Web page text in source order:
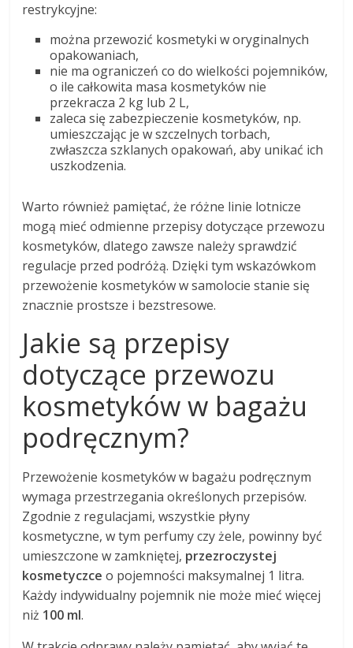
restrykcyjne:
można przewozić kosmetyki w oryginalnych
opakowaniach,
nie ma ograniczeń co do wielkości pojemników,
o ile całkowita masa kosmetyków nie
przekracza 2 kg lub 2 L,
zaleca się zabezpieczenie kosmetyków, np.
umieszczając je w szczelnych torbach,
zwłaszcza szklanych opakowań, aby unikać ich
uszkodzenia.
Warto również pamiętać, że różne linie lotnicze
mogą mieć odmienne przepisy dotyczące przewozu
kosmetyków, dlatego zawsze należy sprawdzić
regulacje przed podróżą. Dzięki tym wskazówkom
przewożenie kosmetyków w samolocie stanie się
znacznie prostsze i bezstresowe.
Jakie są przepisy
dotyczące przewozu
kosmetyków w bagażu
podręcznym?
Przewożenie kosmetyków w bagażu podręcznym
wymaga przestrzegania określonych przepisów.
Zgodnie z regulacjami, wszystkie płyny
kosmetyczne, w tym perfumy czy żele, powinny być
umieszczone w zamkniętej, przezroczystej
kosmetyczce o pojemności maksymalnej 1 litra.
Każdy indywidualny pojemnik nie może mieć więcej
niż 100 ml.